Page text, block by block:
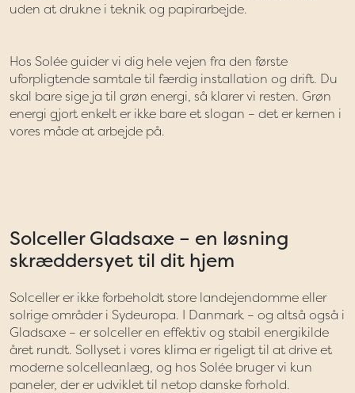
uden at drukne i teknik og papirarbejde.
Hos Solée guider vi dig hele vejen fra den første
uforpligtende samtale til færdig installation og drift. Du
skal bare sige ja til grøn energi, så klarer vi resten. Grøn
energi gjort enkelt er ikke bare et slogan – det er kernen i
vores måde at arbejde på.
Solceller Gladsaxe – en løsning
skræddersyet til dit hjem
Solceller er ikke forbeholdt store landejendomme eller
solrige områder i Sydeuropa. I Danmark – og altså også i
Gladsaxe – er solceller en effektiv og stabil energikilde
året rundt. Sollyset i vores klima er rigeligt til at drive et
moderne solcelleanlæg, og hos Solée bruger vi kun
paneler, der er udviklet til netop danske forhold.